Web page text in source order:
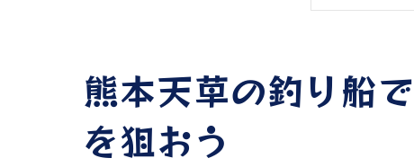
ジ
釣
熊本天草の釣り船
を狙おう